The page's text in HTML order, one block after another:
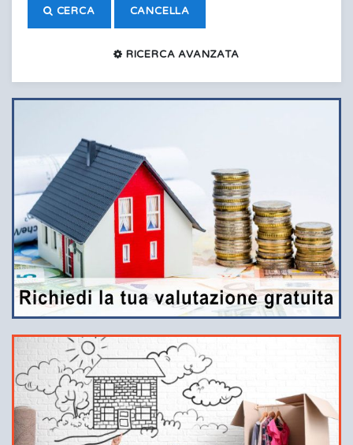
CERCA CANCELLA
RICERCA AVANZATA